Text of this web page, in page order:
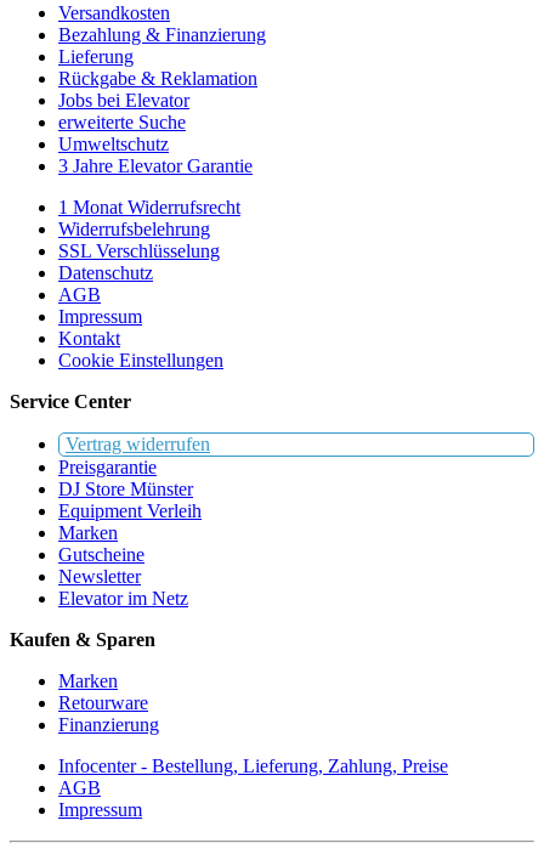
Versandkosten
Bezahlung & Finanzierung
Lieferung
Rückgabe & Reklamation
Jobs bei Elevator
erweiterte Suche
Umweltschutz
3 Jahre Elevator Garantie
1 Monat Widerrufsrecht
Widerrufsbelehrung
SSL Verschlüsselung
Datenschutz
AGB
Impressum
Kontakt
Cookie Einstellungen
Service Center
Vertrag widerrufen
Preisgarantie
DJ Store Münster
Equipment Verleih
Marken
Gutscheine
Newsletter
Elevator im Netz
Kaufen & Sparen
Marken
Retourware
Finanzierung
Infocenter - Bestellung, Lieferung, Zahlung, Preise
AGB
Impressum